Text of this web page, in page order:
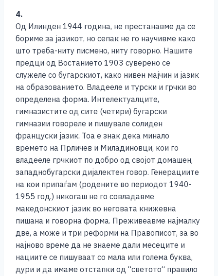
4.
Од Илинден 1944 година, не престанавме да се
бориме за јазикот, но сепак не го научивме како
што треба-ниту писмено, ниту говорно. Нашите
предци од Востанието 1903 суверено се
служеле со бугарскиот, како нивен мајчин и јазик
на образованието. Владееле и турски и грчки во
определена форма. Интелектуалците,
гимназистите од сите (четири) бугарски
гимназии говореле и пишувале солиден
француски јазик. Тоа е знак дека минало
времето на Прличев и Миладиновци, кои го
владееле грчкиот по добро од својот домашен,
западнобугарски дијалектен говор. Генерациите
на кои припаѓам (родените во периодот 1940-
1955 год.) никогаш не го совладавме
македонскиот јазик во неговата книжевна
пишана и говорна форма. Преживеавме најмалку
две, а може и три реформи на Правописот, за во
најново време да не знаеме дали месеците и
нациите се пишуваат со мала или голема буква,
дури и да имаме отстапки од “светото“ правило